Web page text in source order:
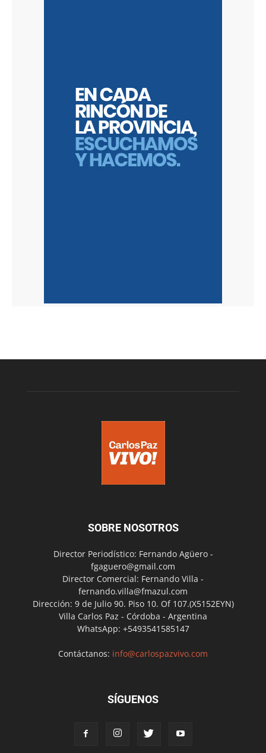
SOBRE NOSOTROS
Director Periodístico: Fernando Agüero -
fgaguero@gmail.com
Director Comercial: Fernando Villa -
fernando.villa@fmazul.com
Dirección: 9 de Julio 90. Piso 10. Of 107.(X5152EYN)
Villa Carlos Paz - Córdoba - Argentina
WhatsApp: +5493541585147
Contáctanos: info@carlospazvivo.com
SÍGUENOS